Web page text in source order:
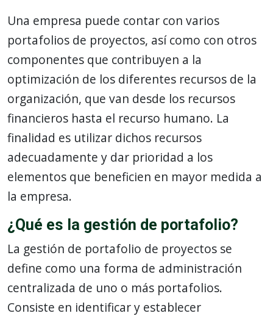
Una empresa puede contar con varios
portafolios de proyectos, así como con otros
componentes que contribuyen a la
optimización de los diferentes recursos de la
organización, que van desde los recursos
financieros hasta el recurso humano. La
finalidad es utilizar dichos recursos
adecuadamente y dar prioridad a los
elementos que beneficien en mayor medida a
la empresa.
¿Qué es la gestión de portafolio?
La gestión de portafolio de proyectos se
define como una forma de administración
centralizada de uno o más portafolios.
Consiste en identificar y establecer